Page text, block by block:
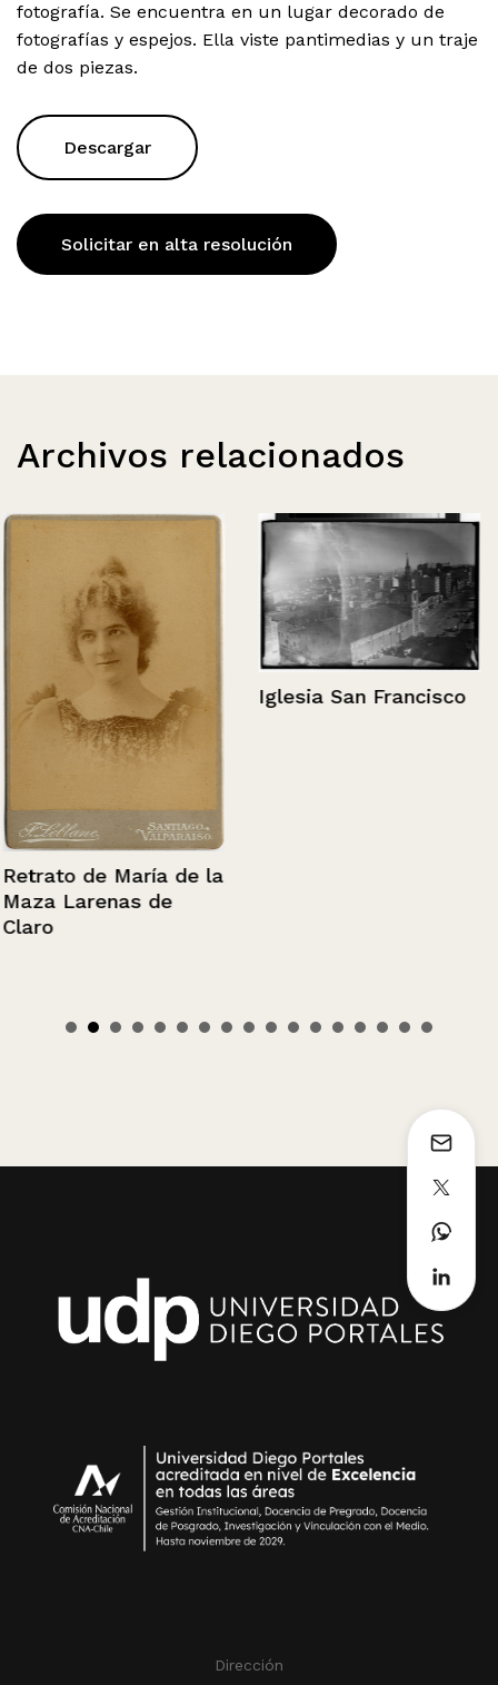
fotografía. Se encuentra en un lugar decorado de
fotografías y espejos. Ella viste pantimedias y un traje
de dos piezas.
Descargar
Solicitar en alta resolución
Archivos relacionados
Retrato de María de la
Maza Larenas de
Claro
Iglesia San Francisco
Dirección